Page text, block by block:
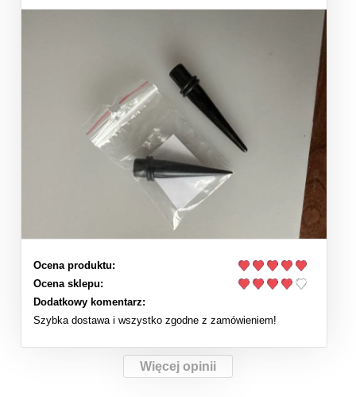
Ocena produktu:
Ocena sklepu:
Dodatkowy komentarz:
Szybka dostawa i wszystko zgodne z zamówieniem!
Więcej opinii